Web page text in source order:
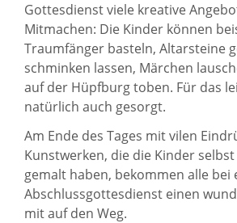
Gottesdienst viele kreative
Mitmachen: Die Kinder können
Traumfänger basteln, Altarsteine
schminken lassen, Märchen
auf der Hüpfburg toben. Für das
natürlich auch gesorgt.
Am Ende des Tages mit vilen
Kunstwerken, die die Kinder
gemalt haben, bekommen alle bei
Abschlussgottesdienst einen
mit auf den Weg.